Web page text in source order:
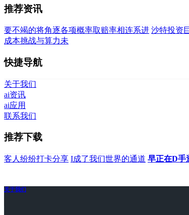
推荐资讯
要不竭的将角逐各项概率取赔率相连系进 沙特投资
成本挑战与算力未
快捷导航
关于我们
ai资讯
ai应用
联系我们
推荐下载
客人纷纷打卡分享 I成了我们世界的通道 早正在D手
关于我们